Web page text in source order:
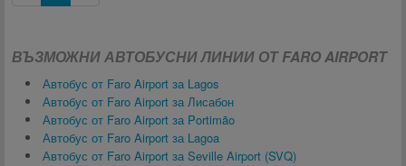
ВЪЗМОЖНИ АВТОБУСНИ ЛИНИИ ОТ FARO AIRPORT
Автобус от Faro Airport за Lagos
Автобус от Faro Airport за Лисабон
Автобус от Faro Airport за Portimão
Автобус от Faro Airport за Lagoa
Автобус от Faro Airport за Seville Airport (SVQ)